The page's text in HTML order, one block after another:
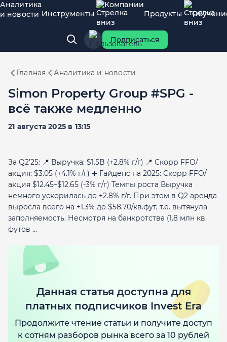
Аналитика
и новости Инструменты
Компании
Продукты
Подписаться
Главная Аналитика и новости
Simon Property Group #SPG -
всё также медленно
21 августа 2025 в 13:15
За Q2’25: 📍 Выручка: $1.5B (+2.8% г/г) 📍 Скорр FFO/
акция: $3.05 (+4.1% г/г) ➕ Гайденс на 2025: Скорр FFO/
акция $12.45–$12.65 (-3% г/г) Темпы роста Выручка
немного ускорилась до +2.8% г/г. При этом в Q2 аренда
выросла всего на +1.3% до $58.70/кв.фут, т.е. вытянула
заполняемость. Несмотря на банкротства (1.8 млн кв.
футов ...
Данная статья доступна для
платных подписчиков Invest Era
Продолжите чтение статьи и получите доступ
к сотням разборов рынка всего за 10 рублей